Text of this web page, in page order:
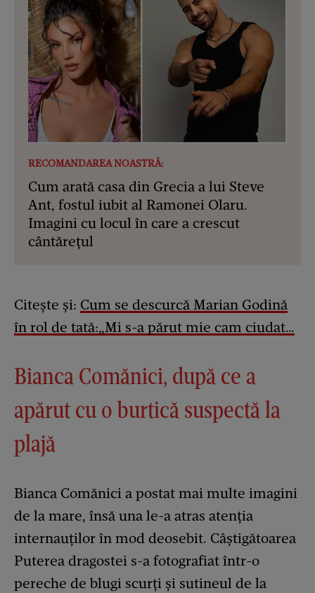
RECOMANDAREA NOASTRĂ:
Cum arată casa din Grecia a lui Steve
Ant, fostul iubit al Ramonei Olaru.
Imagini cu locul în care a crescut
cântărețul
Citește și: Cum se descurcă Marian Godină
în rol de tată:„Mi s-a părut mie cam ciudat…
Bianca Comănici, după ce a
apărut cu o burtică suspectă la
plajă
Bianca Comănici a postat mai multe imagini
de la mare, însă una le-a atras atenția
internauților în mod deosebit. Câștigătoarea
Puterea dragostei s-a fotografiat într-o
pereche de blugi scurți și sutineul de la